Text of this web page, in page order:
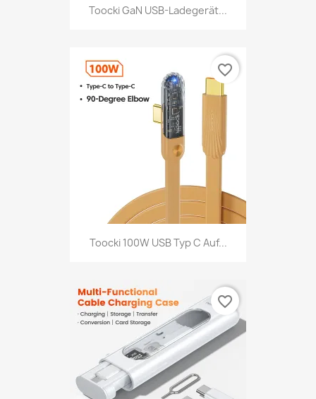
Toocki GaN USB-Ladegerät...
Toocki 100W USB Typ C Auf...
favorite_border
favorite_border